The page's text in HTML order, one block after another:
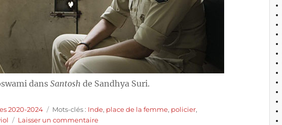
dans Santosh de Sandhya Suri.
2020-2024 Étiquettes
Mots-clés : Inde, place de la femme, policier,
Laisser un commentairesur